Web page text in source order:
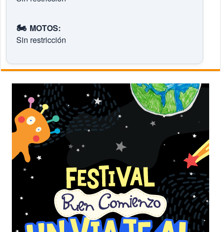
🏍️ MOTOS:
Sin restricción